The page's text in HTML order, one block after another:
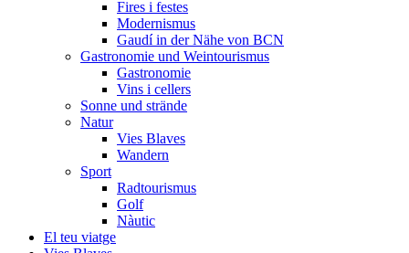
Fires i festes
Modernismus
Gaudí in der Nähe von BCN
Gastronomie und Weintourismus
Gastronomie
Vins i cellers
Sonne und strände
Natur
Vies Blaves
Wandern
Sport
Radtourismus
Golf
Nàutic
El teu viatge